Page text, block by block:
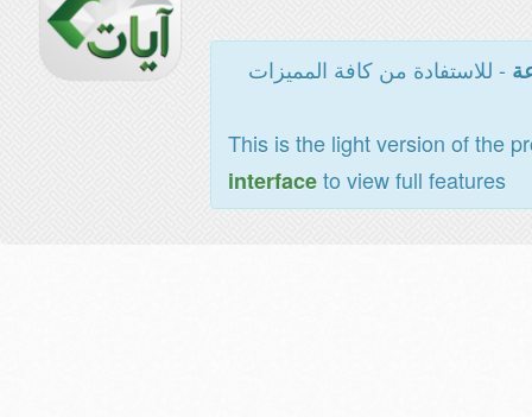
- للاستفادة من كافة المميزات
This is the light version of the
interfaceto view full features